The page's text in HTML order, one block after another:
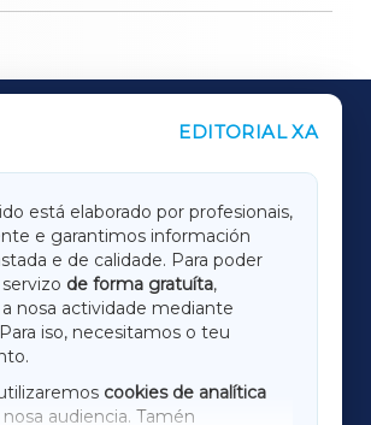
EDITORIAL XA
está elaborado por profesionais,
e garantimos información
e de calidade. Para poder
de forma gratuíta,
nosa actividade mediante
iso, necesitamos o teu
cookies de analítica
audiencia. Tamén
LUGOXA
TERRACHAXA